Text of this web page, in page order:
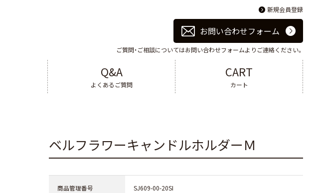
新規会員登録
お問い合わせフォーム
ご質問・ご相談についてはお問い合わせフォームよりご連絡ください。
Q&A
よくあるご質問
CART
カート
ベルフラワーキャンドルホルダーＭ
商品管理番号 SJ609-00-20SI